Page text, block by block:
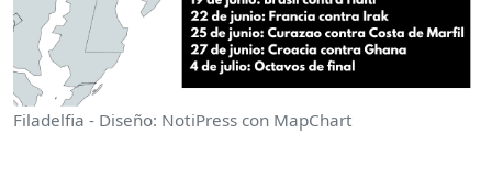
Filadelfia - Diseño: NotiPress con MapChart